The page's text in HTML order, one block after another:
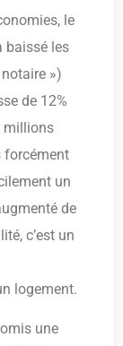
le
baissé les
»)
de 12%
millions
forcément
un
de
c’est un
logement.
une